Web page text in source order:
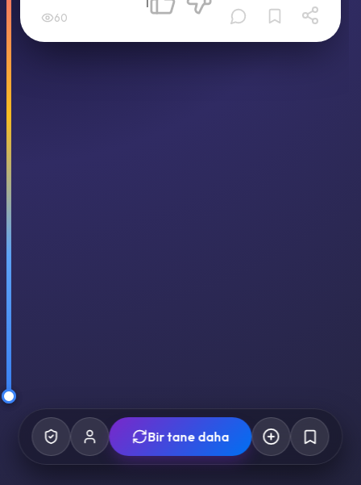
60
Bir tane daha